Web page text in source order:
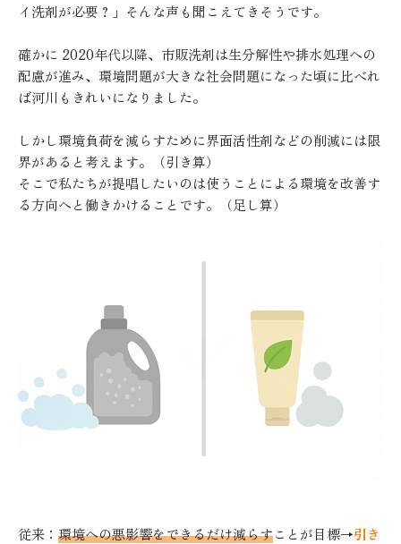
イ洗剤が必要？」そんな声も聞こえてきそうです。
確かに 2020年代以降、市販洗剤は生分解性や排水処理への
配慮が進み、環境問題が大きな社会問題になった頃に比べれ
ば河川もきれいになりました。
しかし環境負荷を減らすために界面活性剤などの削減には限
界があると考えます。（引き算）
そこで私たちが提唱したいのは使うことによる環境を改善す
る方向へと働きかけることです。（足し算）
従来： 環境への悪影響をできるだけ減らすことが目標→引き